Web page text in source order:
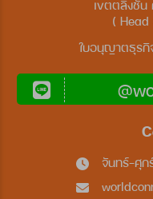
เขตตลิ่งชัน
( Head
ใบอนุญาตธุรกิ
จันทร์-ศุก